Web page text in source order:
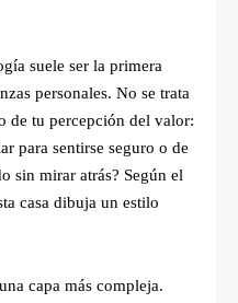
suele ser la primera
personales. No se trata
de tu percepción del valor:
para sentirse seguro o de
sin mirar atrás? Según el
casa dibuja un estilo
capa más compleja.